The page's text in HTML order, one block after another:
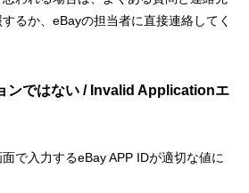
るか、eBayの担当者に直接連絡してく
ンではない / Invalid Applicationエ
で入力するeBay APP IDが適切な値に